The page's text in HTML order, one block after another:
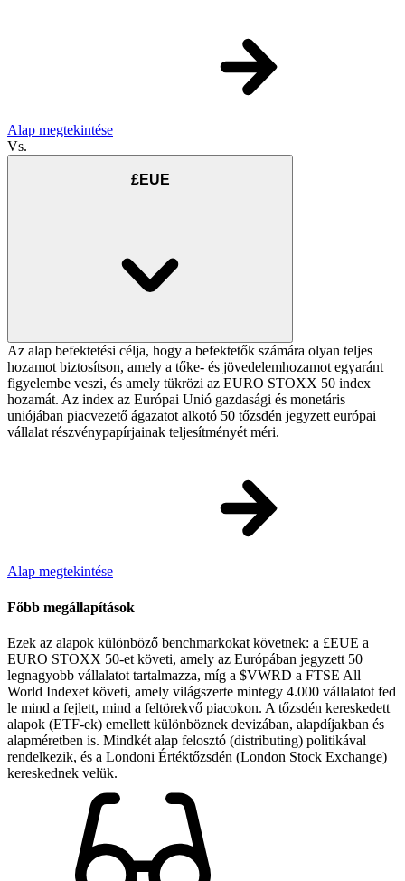
Alap megtekintése
Vs.
£EUE
Az alap befektetési célja, hogy a befektetők számára olyan teljes
hozamot biztosítson, amely a tőke- és jövedelemhozamot egyaránt
figyelembe veszi, és amely tükrözi az EURO STOXX 50 index
hozamát. Az index az Európai Unió gazdasági és monetáris
uniójában piacvezető ágazatot alkotó 50 tőzsdén jegyzett európai
vállalat részvénypapírjainak teljesítményét méri.
Alap megtekintése
Főbb megállapítások
Ezek az alapok különböző benchmarkokat követnek: a £EUE a
EURO STOXX 50-et követi, amely az Európában jegyzett 50
legnagyobb vállalatot tartalmazza, míg a $VWRD a FTSE All
World Indexet követi, amely világszerte mintegy 4.000 vállalatot fed
le mind a fejlett, mind a feltörekvő piacokon. A tőzsdén kereskedett
alapok (ETF-ek) emellett különböznek devizában, alapdíjakban és
alapméretben is. Mindkét alap felosztó (distributing) politikával
rendelkezik, és a Londoni Értéktőzsdén (London Stock Exchange)
kereskednek velük.